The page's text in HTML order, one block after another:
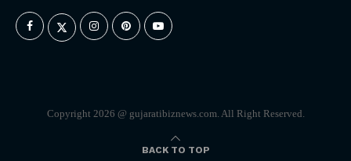
Copyright 2026 @ gujaratibiznews.com. All Right Reserved.
BACK TO TOP